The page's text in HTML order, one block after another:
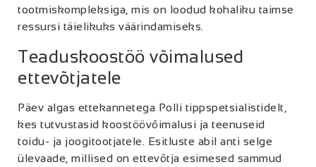
tootmiskompleksiga, mis on loodud kohaliku taimse
ressursi täielikuks väärindamiseks.
Teaduskoostöö võimalused
ettevõtjatele
Päev algas ettekannetega Polli tippspetsialistidelt,
kes tutvustasid koostöövõimalusi ja teenuseid
toidu- ja joogitootjatele. Esitluste abil anti selge
ülevaade, millised on ettevõtja esimesed sammud